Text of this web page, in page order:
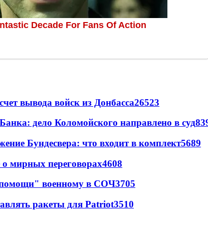
вывода войск из Донбасса26523
дело Коломойского направлено в суд
Бундесвера: что входит в комплект5689
о мирных переговорах4608
военному в СОЧ3705
ракеты для Patriot3510